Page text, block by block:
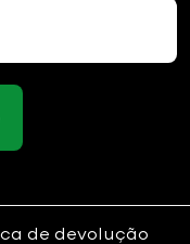
de devolução